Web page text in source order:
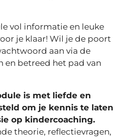
vol informatie en leuke
je klaar! Wil je de poort
aan via de
en betreed het pad van
is met liefde en
om je kennis te laten
op kindercoaching.
theorie, reflectievragen,